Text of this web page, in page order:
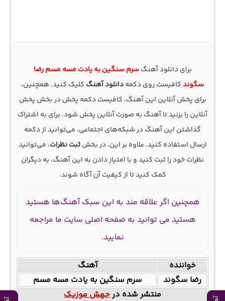
برای دانلود آهنگسرم سنگین به یادت مسه مسم رضا
سگوندکافیست روی دکمهدانلود آهنگ کلیک کنید. همچنین،
برای پخش آنلاین این آهنگ، کافیست دکمه پخش در بخش پخش
آنلاین را بزنید تا آهنگ به صورت آنلاین پخش شود. برای به اشتراک
گذاشتن این آهنگ در شبکه‌های اجتماعی، می‌توانید از دکمه
ارسال استفاده کنید. علاوه بر این، در بخشثبت نظرات، می‌توانید
نظرات خود را ثبت کنید و با امتیاز دادن به این آهنگ، به دیگران
کمک کنید تا از کیفیت آن آگاه شوند.
همچنین اگر علاقه مند به این سبک آهنگ‌ها هستید
هستید می توانید به صفحه اصلی سایت ما مراجعه
نمایید.
خواننده
آهنگ
رضا سگوند
سرم سنگین به یادت مسه مسم
منتشر شده درجهش موزیک